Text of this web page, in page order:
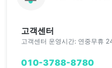
고객센터
고객센터 운영시간: 연중무휴
010-3788-8780